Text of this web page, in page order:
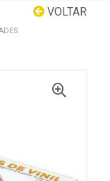
VOLTAR